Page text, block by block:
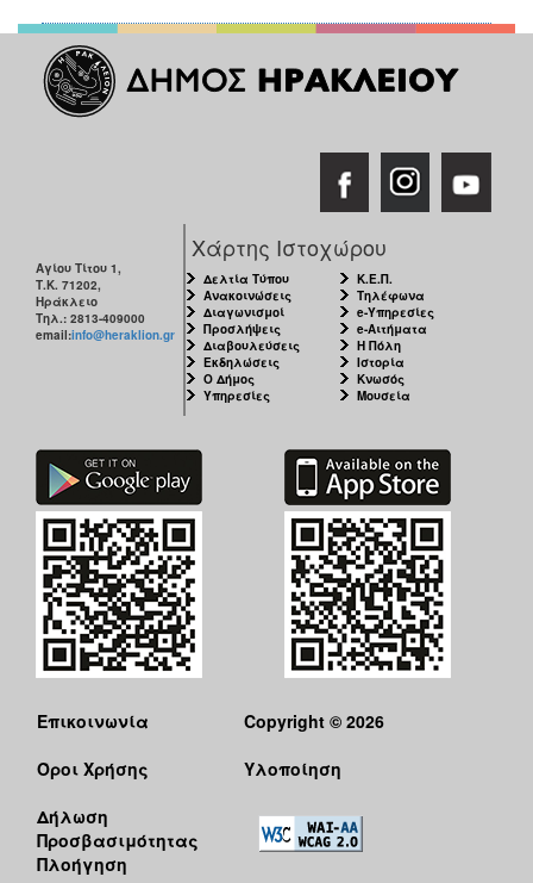
Αγίου Τίτου 1,
Τ.Κ. 71202,
Ηράκλειο
Τηλ.: 2813-409000
email:info@heraklion.gr
Χάρτης Ιστοχώρου
Δελτία Τύπου
Ανακοινώσεις
Διαγωνισμοί
Προσλήψεις
Διαβουλεύσεις
Εκδηλώσεις
Ο Δήμος
Υπηρεσίες
Κ.Ε.Π.
Τηλέφωνα
e-Υπηρεσίες
e-Αιτήματα
Η Πόλη
Ιστορία
Κνωσός
Μουσεία
Επικοινωνία
Όροι Χρήσης
Δήλωση
Προσβασιμότητας
Πλοήγηση
Copyright © 2026
Υλοποίηση